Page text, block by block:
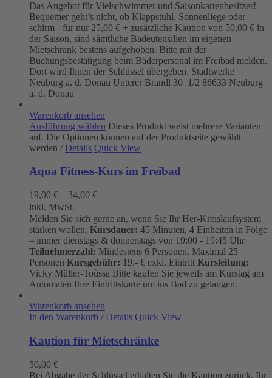
Das Angebot für Vielschwimmer und Saisonkartenbesitzer!
Bequemer geht’s nicht, ob Klappstuhl, Sonnenliege oder –
schirm - für nur 25,00 € + zusätzliche Kaution von 50,00 € in
der Saison, sind sämtliche Badeutensilien im eigenen
Mietschrank bestens aufgehoben. Bitte mit der
Buchungsbestätigung beim Bäderpersonal im Freibad melden.
Dort wird Ihnen der Schlüssel übergeben. Stadtwerke
Neuburg a. d. Donau Unterer Brandl 30 1/2 86633 Neuburg
a. d. Donau
Warenkorb ansehen
Ausführung wählen Dieses Produkt weist mehrere Varianten
auf. Die Optionen können auf der Produktseite gewählt
werden / Details Quick View
Aqua Fitness-Kurs im Freibad
19,00 € – 34,00 €
inkl. MwSt.
Melden Sie sich gerne an, wenn Sie Ihr Her-Kreislaufsystem
stärken wollen. Kursdauer: 45 Minuten, 4 Einheiten in Folge
– immer dienstags & donnerstags von 19:00 - 19:45 Uhr
Teilnehmerzahl: Mindestens 6 Personen, Maximal 25
Personen Kursgebühr: 19.- € exkl. Eintritt Kursleitung:
Vicky Müller-Toùssa Bitte kaufen Sie jeweils am Kurstag am
Automaten Ihre Eintrittskarte um ins Bad zu gelangen.
Warenkorb ansehen
In den Warenkorb / Details Quick View
Kaution für Mietschränke
50,00 €
Bei Abgabe der Schlüssel erhalten Sie die Kaution zurück. Ihr